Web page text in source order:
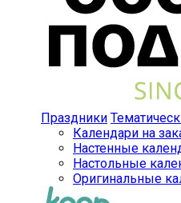
Праздники
Календари на
Настенные
Настольные
Оригинальные